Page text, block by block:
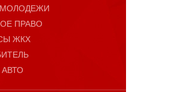
ПРАВО
ЖКХ
АВТО